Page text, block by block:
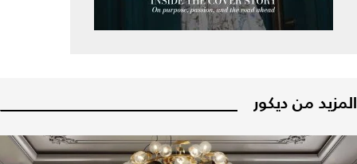
المزيد من ديكور